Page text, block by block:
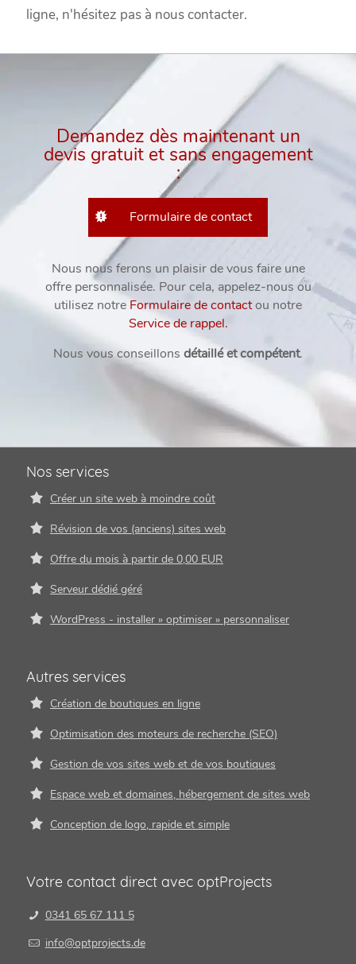
ligne, n'hésitez pas à nous contacter.
Demandez dès maintenant un
devis gratuit et sans engagement
:
Formulaire de contact
Nous nous ferons un plaisir de vous faire une
offre personnalisée. Pour cela, appelez-nous ou
utilisez notre Formulaire de contactou notre
Service de rappel.
Nous vous conseillons détaillé et compétent.
Nos services
Créer un site web à moindre coût
Révision de vos (anciens) sites web
Offre du mois à partir de 0,00 EUR
Serveur dédié géré
WordPress - installer » optimiser » personnaliser
Autres services
Création de boutiques en ligne
Optimisation des moteurs de recherche (SEO)
Gestion de vos sites web et de vos boutiques
Espace web et domaines, hébergement de sites web
Conception de logo, rapide et simple
Votre contact direct avec optProjects
0341 65 67 111 5
info@optprojects.de